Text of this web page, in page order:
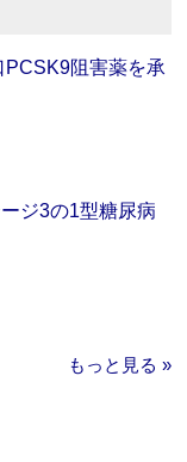
阻害薬を承
ジ3の1型糖尿病
もっと見る »